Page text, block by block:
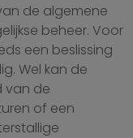
de algemene
beheer. Voor
een beslissing
Wel kan de
van de
of een